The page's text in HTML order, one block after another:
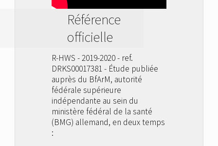
Référence
officielle
R-HWS - 2019-2020 - ref.
DRKS00017381 - Étude publiée
auprès du BfArM, autorité
fédérale supérieure
indépendante au sein du
ministère fédéral de la santé
(BMG) allemand, en deux temps
: